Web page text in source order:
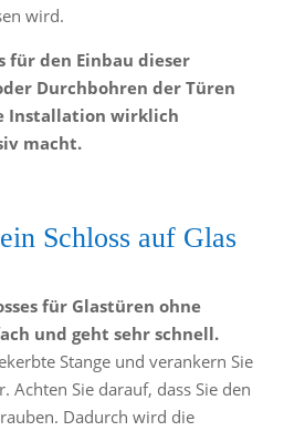
wird.
für den Einbau dieser
Durchbohren der Türen
Installation wirklich
macht.
Schloss auf Glas
für Glastüren ohne
und geht sehr schnell.
Stange und verankern Sie
Achten Sie darauf, dass Sie den
Dadurch wird die